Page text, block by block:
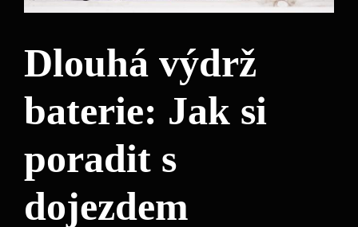
Dlouhá výdrž
baterie: Jak si
poradit s
dojezdem